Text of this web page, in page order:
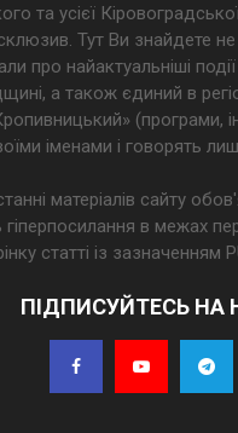
та усієї
Тут Ви знайдете не
про найактуальніші події
а також єдиний в
(програми,
іменами і говорять
матеріалів сайту
гіперпосилання в межах
статті із зазначенням
ПІДПИСУЙТЕСЬ НА